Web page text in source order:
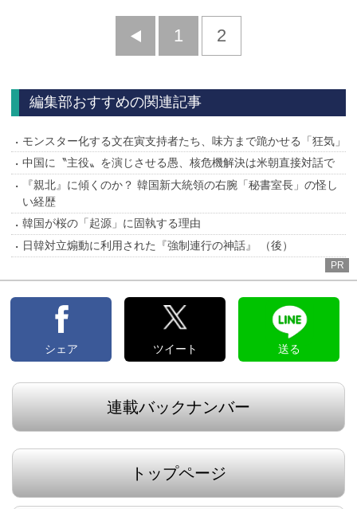
前
1 2
編集部おすすめの関連記事
モンスター化する文在寅支持者たち、味方まで跪かせる「狂気」
中国に〝主役〟を演じさせる愚、核危機解決は米朝直接対話で
『親北』に傾くのか？ 韓国新大統領の右腕「秘書室長」の怪し
い経歴
韓国が桜の「起源」に固執する理由
日韓対立煽動に利用された『強制連行の神話』 （後）
PR
シェア ツイート 送る
連載バックナンバー
トップページ